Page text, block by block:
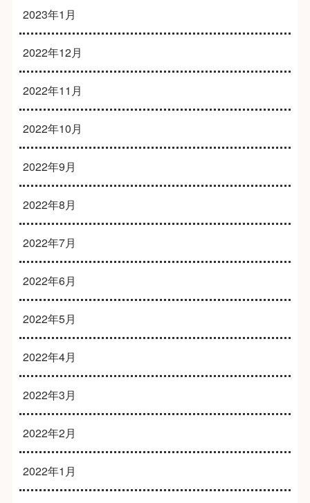
2023年1月
2022年12月
2022年11月
2022年10月
2022年9月
2022年8月
2022年7月
2022年6月
2022年5月
2022年4月
2022年3月
2022年2月
2022年1月